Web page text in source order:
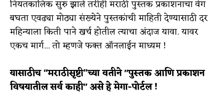
नियतकालिक सुरु झाले तरीही मराठी पुस्तक प्रकाशनाचा वेग
बघता एवढ्या मोठ्या संख्येने पुस्तकांची माहिती देण्यासाठी दर
महिन्याला किती पाने खर्च होतील त्याचा अंदाज यावा. यावर
एकच मार्ग... तो म्हणजे फक्त ऑनलाईन माध्यम !
यासाठीच “मराठीसृष्टी”च्या वतीने "पुस्तक आणि प्रकाशन
विषयातील सर्व काही" असे हे मेगा-पोर्टल !